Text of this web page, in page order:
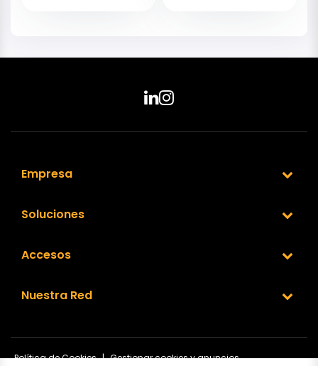
Empresa
Soluciones
Accesos
Nuestra Red
Política de Cookies | Gestionar cookies y anuncios